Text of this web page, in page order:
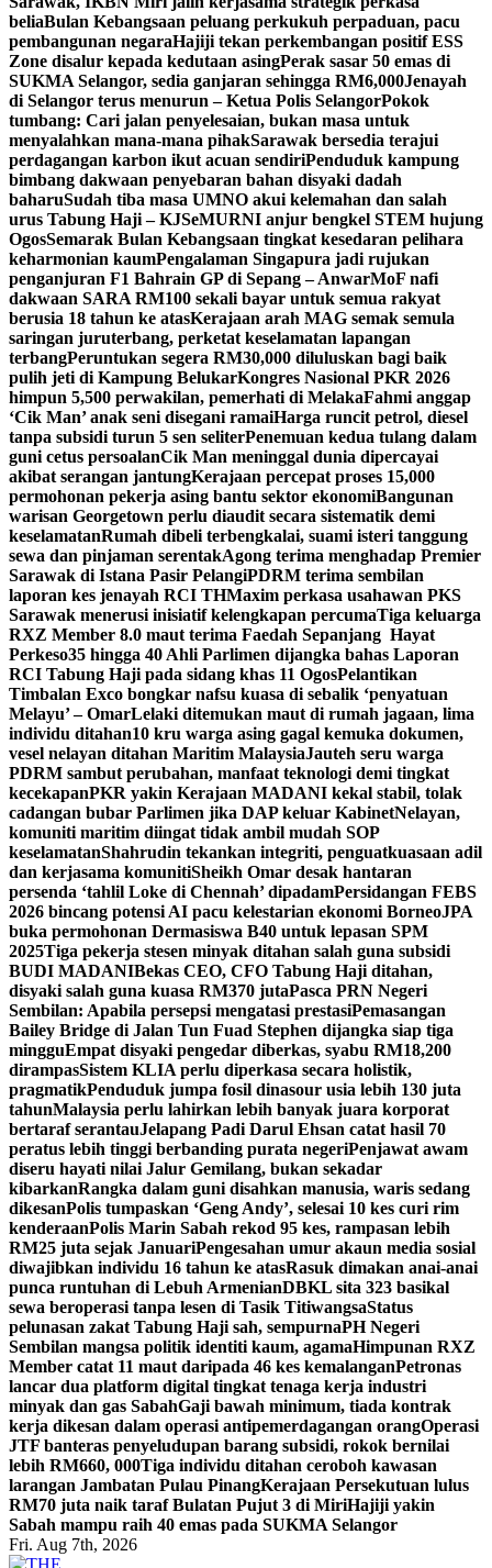
beliaBulan Kebangsaan peluang perkukuh perpaduan, pacu
pembangunan negaraHajiji tekan perkembangan positif ESS
Zone disalur kepada kedutaan asingPerak sasar 50 emas di
SUKMA Selangor, sedia ganjaran sehingga RM6,000Jenayah
di Selangor terus menurun – Ketua Polis SelangorPokok
tumbang: Cari jalan penyelesaian, bukan masa untuk
menyalahkan mana-mana pihakSarawak bersedia terajui
perdagangan karbon ikut acuan sendiriPenduduk kampung
bimbang dakwaan penyebaran bahan disyaki dadah
baharuSudah tiba masa UMNO akui kelemahan dan salah
urus Tabung Haji – KJSeMURNI anjur bengkel STEM hujung
OgosSemarak Bulan Kebangsaan tingkat kesedaran pelihara
keharmonian kaumPengalaman Singapura jadi rujukan
penganjuran F1 Bahrain GP di Sepang – AnwarMoF nafi
dakwaan SARA RM100 sekali bayar untuk semua rakyat
berusia 18 tahun ke atasKerajaan arah MAG semak semula
saringan juruterbang, perketat keselamatan lapangan
terbangPeruntukan segera RM30,000 diluluskan bagi baik
pulih jeti di Kampung BelukarKongres Nasional PKR 2026
himpun 5,500 perwakilan, pemerhati di MelakaFahmi anggap
‘Cik Man’ anak seni disegani ramaiHarga runcit petrol, diesel
tanpa subsidi turun 5 sen seliterPenemuan kedua tulang dalam
guni cetus persoalanCik Man meninggal dunia dipercayai
akibat serangan jantungKerajaan percepat proses 15,000
permohonan pekerja asing bantu sektor ekonomiBangunan
warisan Georgetown perlu diaudit secara sistematik demi
keselamatanRumah dibeli terbengkalai, suami isteri tanggung
sewa dan pinjaman serentakAgong terima menghadap Premier
Sarawak di Istana Pasir PelangiPDRM terima sembilan
laporan kes jenayah RCI THMaxim perkasa usahawan PKS
Sarawak menerusi inisiatif kelengkapan percumaTiga keluarga
RXZ Member 8.0 maut terima Faedah Sepanjang Hayat
Perkeso35 hingga 40 Ahli Parlimen dijangka bahas Laporan
RCI Tabung Haji pada sidang khas 11 OgosPelantikan
Timbalan Exco bongkar nafsu kuasa di sebalik ‘penyatuan
Melayu’ – OmarLelaki ditemukan maut di rumah jagaan, lima
individu ditahan10 kru warga asing gagal kemuka dokumen,
vesel nelayan ditahan Maritim MalaysiaJauteh seru warga
PDRM sambut perubahan, manfaat teknologi demi tingkat
kecekapanPKR yakin Kerajaan MADANI kekal stabil, tolak
cadangan bubar Parlimen jika DAP keluar KabinetNelayan,
komuniti maritim diingat tidak ambil mudah SOP
keselamatanShahrudin tekankan integriti, penguatkuasaan adil
dan kerjasama komunitiSheikh Omar desak hantaran
persenda ‘tahlil Loke di Chennah’ dipadamPersidangan FEBS
2026 bincang potensi AI pacu kelestarian ekonomi BorneoJPA
buka permohonan Dermasiswa B40 untuk lepasan SPM
2025Tiga pekerja stesen minyak ditahan salah guna subsidi
BUDI MADANIBekas CEO, CFO Tabung Haji ditahan,
disyaki salah guna kuasa RM370 jutaPasca PRN Negeri
Sembilan: Apabila persepsi mengatasi prestasiPemasangan
Bailey Bridge di Jalan Tun Fuad Stephen dijangka siap tiga
mingguEmpat disyaki pengedar diberkas, syabu RM18,200
dirampasSistem KLIA perlu diperkasa secara holistik,
pragmatikPenduduk jumpa fosil dinasour usia lebih 130 juta
tahunMalaysia perlu lahirkan lebih banyak juara korporat
bertaraf serantauJelapang Padi Darul Ehsan catat hasil 70
peratus lebih tinggi berbanding purata negeriPenjawat awam
diseru hayati nilai Jalur Gemilang, bukan sekadar
kibarkanRangka dalam guni disahkan manusia, waris sedang
dikesanPolis tumpaskan ‘Geng Andy’, selesai 10 kes curi rim
kenderaanPolis Marin Sabah rekod 95 kes, rampasan lebih
RM25 juta sejak JanuariPengesahan umur akaun media sosial
diwajibkan individu 16 tahun ke atasRasuk dimakan anai-anai
punca runtuhan di Lebuh ArmenianDBKL sita 323 basikal
sewa beroperasi tanpa lesen di Tasik TitiwangsaStatus
pelunasan zakat Tabung Haji sah, sempurnaPH Negeri
Sembilan mangsa politik identiti kaum, agamaHimpunan RXZ
Member catat 11 maut daripada 46 kes kemalanganPetronas
lancar dua platform digital tingkat tenaga kerja industri
minyak dan gas SabahGaji bawah minimum, tiada kontrak
kerja dikesan dalam operasi antipemerdagangan orangOperasi
JTF banteras penyeludupan barang subsidi, rokok bernilai
lebih RM660, 000Tiga individu ditahan ceroboh kawasan
larangan Jambatan Pulau PinangKerajaan Persekutuan lulus
RM70 juta naik taraf Bulatan Pujut 3 di MiriHajiji yakin
Sabah mampu raih 40 emas pada SUKMA Selangor
Fri. Aug 7th, 2026